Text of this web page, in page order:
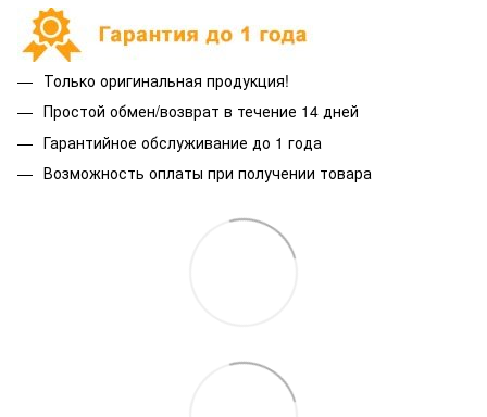
Только оригинальная продукция!
Простой обмен/возврат в течение 14 дней
Гарантийное обслуживание до 1 года
Возможность оплаты при получении товара